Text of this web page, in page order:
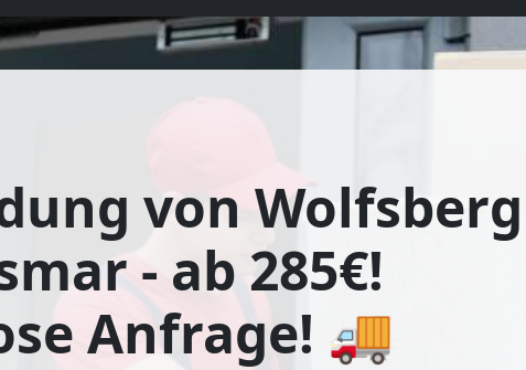
von Wolfsberg
- ab 285€!
Anfrage! 🚚